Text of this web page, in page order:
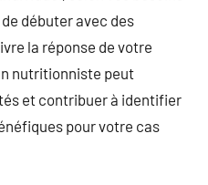
débuter avec des
la réponse de votre
nutritionniste peut
et contribuer à identifier
pour votre cas